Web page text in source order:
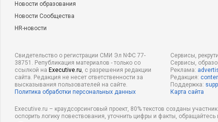
Новости образования
Новости Сообщества
HR-новости
Свидетельство о регистрации СМИ Эл NФС 77-
38751. Републикация материалов - только со
ссылкой на Executive.ru, с разрешения редакции
сайта. Редакция не несет ответственности за
высказывания пользователей на сайте.
Политика обработки персональных данных
Сервисы,
Сервисы,
Реклама:
Редакция:
Поддержка:
Карта сайта
Executive.ru – краудсорсинговый проект, 80% текстов созданы
оспорить логику повествования, уточнить цифры и факты,